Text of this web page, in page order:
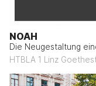
NOAH
Die Neugestaltung
HTBLA 1 Linz